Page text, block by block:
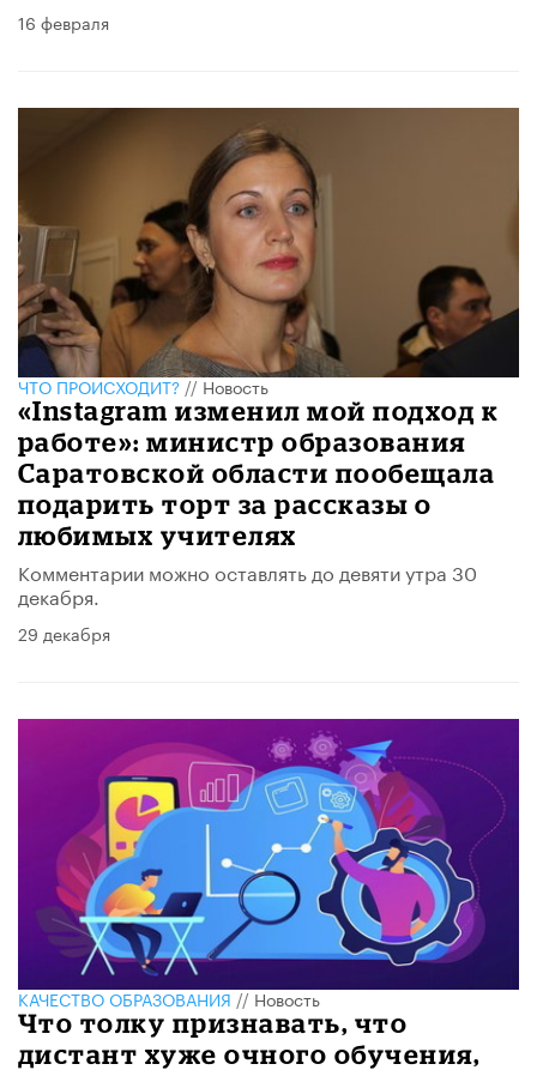
16 февраля
ЧТО ПРОИСХОДИТ?//Новость
«Instagram изменил мой подход к
работе»: министр образования
Саратовской области пообещала
подарить торт за рассказы о
любимых учителях
Комментарии можно оставлять до девяти утра 30
декабря.
29 декабря
КАЧЕСТВО ОБРАЗОВАНИЯ//Новость
Что толку признавать, что
дистант хуже очного обучения,